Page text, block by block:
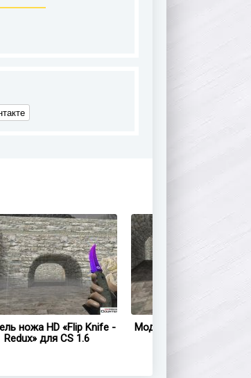
ножа HD «Flip Knife -
Redux» для CS 1.6
Модель ножа HD